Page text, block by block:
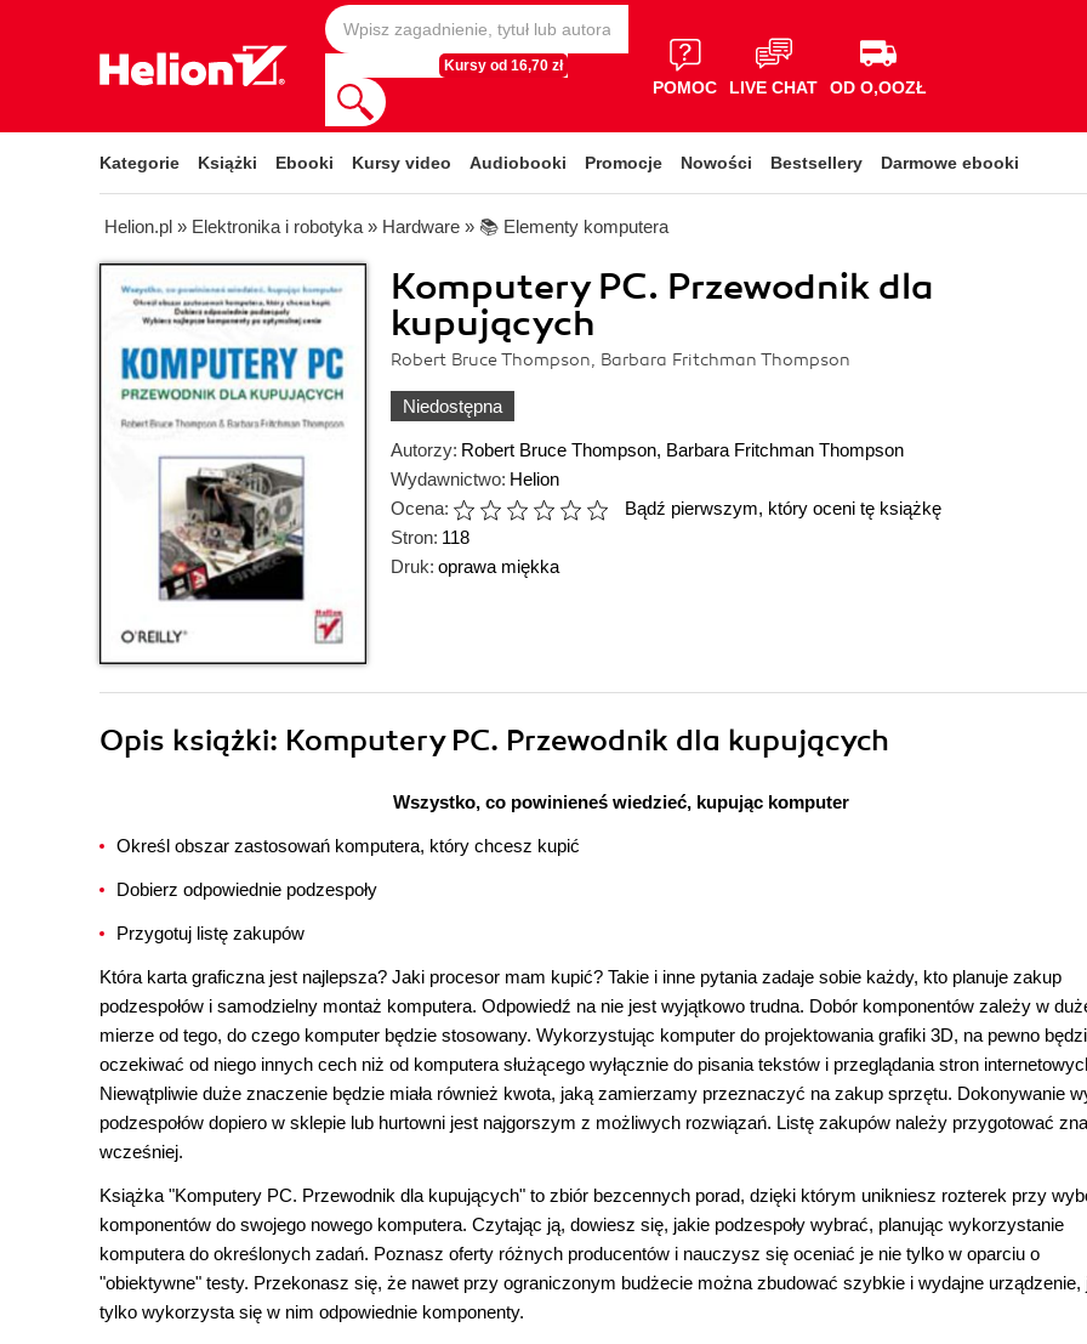
Kursy od 16,70 zł
POMOC LIVE CHAT OD O,OOZŁ
Kategorie Książki Ebooki Kursy video Audiobooki Promocje Nowości Bestsellery Darmowe ebooki
Helion.pl » Elektronika i robotyka » Hardware » 📚 Elementy komputera
Komputery PC. Przewodnik dla
kupujących
Robert Bruce Thompson, Barbara Fritchman Thompson
Niedostępna
Autorzy: Robert Bruce Thompson, Barbara Fritchman Thompson
Wydawnictwo: Helion
Ocena:
Bądź pierwszym, który oceni tę książkę
Stron: 118
Druk: oprawa miękka
Opis książki: Komputery PC. Przewodnik dla kupujących
Wszystko, co powinieneś wiedzieć, kupując komputer
Określ obszar zastosowań komputera, który chcesz kupić
Dobierz odpowiednie podzespoły
Przygotuj listę zakupów
Która karta graficzna jest najlepsza? Jaki procesor mam kupić? Takie i inne pytania zadaje sobie każdy, kto planuje zakup
podzespołów i samodzielny montaż komputera. Odpowiedź na nie jest wyjątkowo trudna. Dobór komponentów zależy w
mierze od tego, do czego komputer będzie stosowany. Wykorzystując komputer do projektowania grafiki 3D, na pewno
oczekiwać od niego innych cech niż od komputera służącego wyłącznie do pisania tekstów i przeglądania stron
Niewątpliwie duże znaczenie będzie miała również kwota, jaką zamierzamy przeznaczyć na zakup sprzętu. Dokonywanie
podzespołów dopiero w sklepie lub hurtowni jest najgorszym z możliwych rozwiązań. Listę zakupów należy przygotować
wcześniej.
Książka "Komputery PC. Przewodnik dla kupujących" to zbiór bezcennych porad, dzięki którym unikniesz rozterek przy
komponentów do swojego nowego komputera. Czytając ją, dowiesz się, jakie podzespoły wybrać, planując wykorzystanie
komputera do określonych zadań. Poznasz oferty różnych producentów i nauczysz się oceniać je nie tylko w oparciu o
"obiektywne" testy. Przekonasz się, że nawet przy ograniczonym budżecie można zbudować szybkie i wydajne urządzenie,
tylko wykorzysta się w nim odpowiednie komponenty.